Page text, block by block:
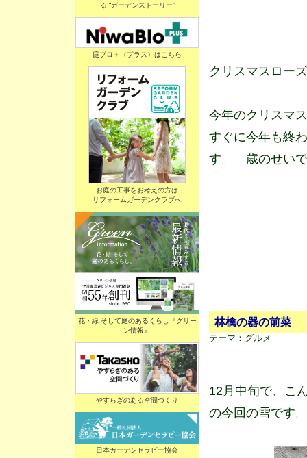
クリスマスロー
今年のクリスマ
すぐに今年も終
す。 歳のせい
林檎の器の前菜
テーマ： グルメ 美
12月中旬で、こ
の今回の雪です。
る “ガーデンストーリー”
庭ブロ＋（プラス）はこちら
お庭の工事をお考えの方は
リフォームガーデンクラブへ
花・緑 そして庭のあるくらし『グリー
ン情報』
やすらぎのある空間づくり
日本ガーデンセラピー協会